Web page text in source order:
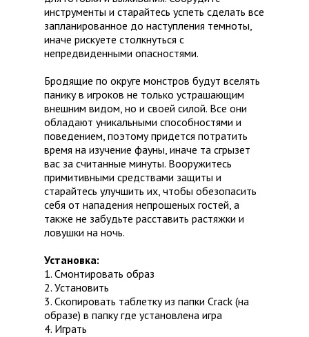
инструменты и старайтесь успеть сделать все
запланированное до наступления темноты,
иначе рискуете столкнуться с
непредвиденными опасностями.
Бродящие по округе монстров будут вселять
панику в игроков не только устрашающим
внешним видом, но и своей силой. Все они
обладают уникальными способностями и
поведением, поэтому придется потратить
время на изучение фауны, иначе та сгрызет
вас за считанные минуты. Вооружитесь
примитивными средствами защиты и
старайтесь улучшить их, чтобы обезопасить
себя от нападения непрошеных гостей, а
также не забудьте расставить растяжки и
ловушки на ночь.
Установка:
1. Смонтировать образ
2. Установить
3. Скопировать таблетку из папки Crack (на
образе) в папку где установлена игра
4. Играть